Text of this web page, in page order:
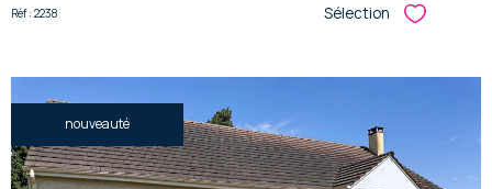
Réf : 2238 Sélection Sélectionner
nouveauté